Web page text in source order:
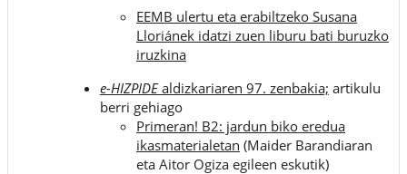
EEMB ulertu eta erabiltzeko Susana
Lloriánek idatzi zuen liburu bati buruzko
iruzkina
e-HIZPIDEaldizkariaren 97. zenbakia; artikulu
berri gehiago
Primeran! B2: jardun biko eredua
ikasmaterialetan (Maider Barandiaran
eta Aitor Ogiza egileen eskutik)